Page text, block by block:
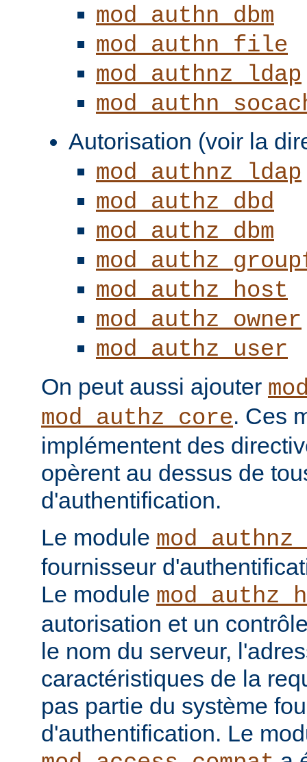
mod_authn_dbm
mod_authn_file
mod_authnz_ldap
Autorisation (voir la
mod_authnz_ldap
mod_authz_dbd
mod_authz_dbm
mod_authz_host
mod_authz_owner
mod_authz_user
On peut aussi ajouter
mod_authz_core. Ces
implémentent des
opèrent au dessus de
d'authentification.
Le module
fournisseur
Le module
autorisation et un
le nom du serveur,
caractéristiques de la
pas partie du système
d'authentification. Le